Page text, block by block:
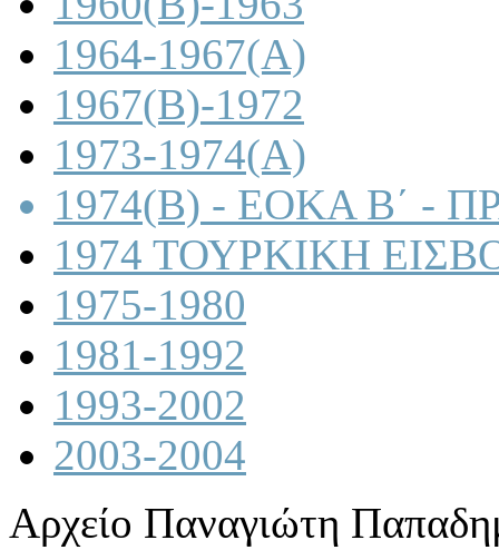
1964-1967(A)
1967(B)-1972
1973-1974(A)
1974(B) - ΕΟΚΑ Β΄ -
1974 ΤΟΥΡΚΙΚΗ
1975-1980
1981-1992
1993-2002
2003-2004
Αρχείο Παναγιώτη